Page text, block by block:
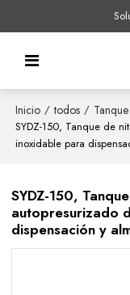
Inicio / todos /
SYDZ-150, Tanque de
inoxidable para
SYDZ-150,
autopresurizado
dispensación y